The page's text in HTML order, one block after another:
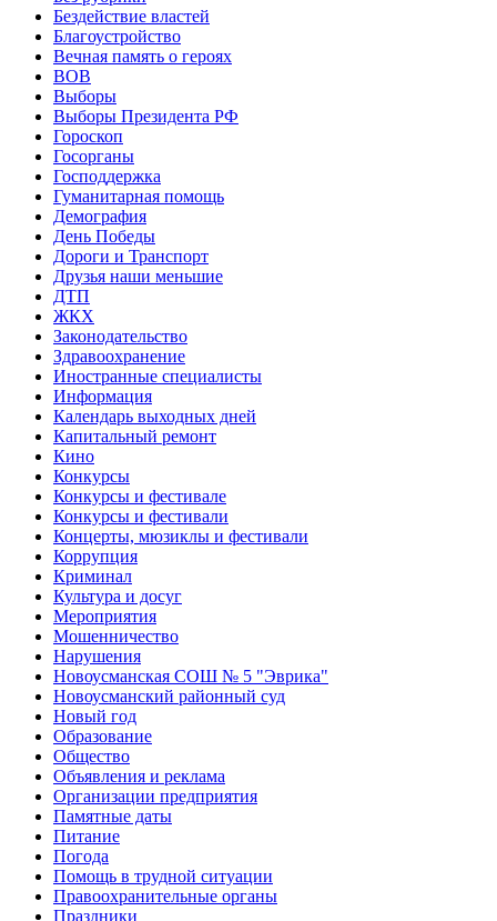
Бездействие властей
Благоустройство
Вечная память о героях
ВОВ
Выборы
Выборы Президента РФ
Гороскоп
Госорганы
Господдержка
Гуманитарная помощь
Демография
День Победы
Дороги и Транспорт
Друзья наши меньшие
ДТП
ЖКХ
Законодательство
Здравоохранение
Иностранные специалисты
Информация
Календарь выходных дней
Капитальный ремонт
Кино
Конкурсы
Конкурсы и фестивале
Конкурсы и фестивали
Концерты, мюзиклы и фестивали
Коррупция
Криминал
Культура и досуг
Мероприятия
Мошенничество
Нарушения
Новоусманская СОШ № 5 "Эврика"
Новоусманский районный суд
Новый год
Образование
Общество
Объявления и реклама
Организации предприятия
Памятные даты
Питание
Погода
Помощь в трудной ситуации
Правоохранительные органы
Праздники